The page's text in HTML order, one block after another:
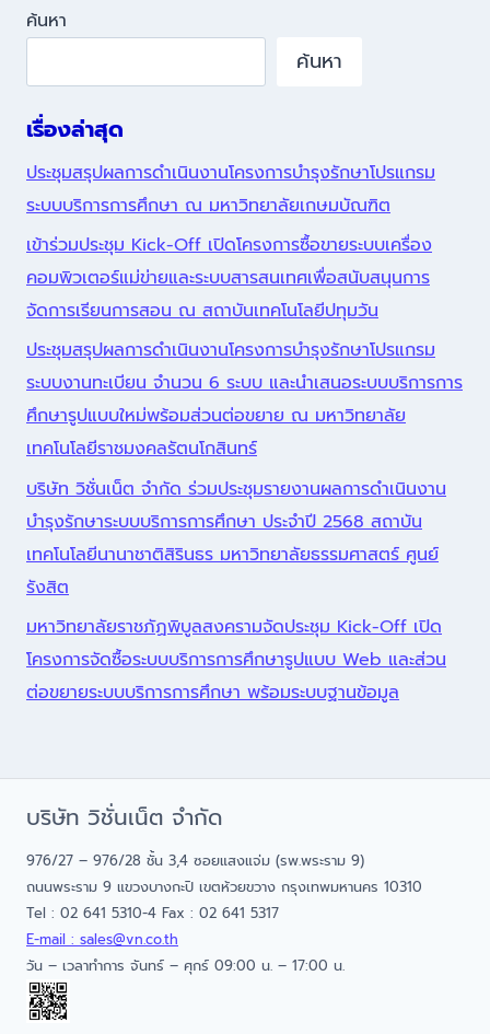
ค้นหา
ค้นหา
เรื่องล่าสุด
ประชุมสรุปผลการดำเนินงานโครงการบำรุงรักษาโปรแกรม
ระบบบริการการศึกษา ณ มหาวิทยาลัยเกษมบัณฑิต
เข้าร่วมประชุม Kick-Off เปิดโครงการซื้อขายระบบเครื่อง
คอมพิวเตอร์แม่ข่ายและระบบสารสนเทศเพื่อสนับสนุนการ
จัดการเรียนการสอน ณ สถาบันเทคโนโลยีปทุมวัน
ประชุมสรุปผลการดำเนินงานโครงการบำรุงรักษาโปรแกรม
ระบบงานทะเบียน จำนวน 6 ระบบ และนำเสนอระบบบริการการ
ศึกษารูปแบบใหม่พร้อมส่วนต่อขยาย ณ มหาวิทยาลัย
เทคโนโลยีราชมงคลรัตนโกสินทร์
บริษัท วิชั่นเน็ต จำกัด ร่วมประชุมรายงานผลการดำเนินงาน
บำรุงรักษาระบบบริการการศึกษา ประจำปี 2568 สถาบัน
เทคโนโลยีนานาชาติสิรินธร มหาวิทยาลัยธรรมศาสตร์ ศูนย์
รังสิต
มหาวิทยาลัยราชภัฏพิบูลสงครามจัดประชุม Kick-Off เปิด
โครงการจัดซื้อระบบบริการการศึกษารูปแบบ Web และส่วน
ต่อขยายระบบบริการการศึกษา พร้อมระบบฐานข้อมูล
บริษัท วิชั่นเน็ต จำกัด
976/27 – 976/28 ชั้น 3,4 ซอยแสงแจ่ม (รพ.พระราม 9)
ถนนพระราม 9 แขวงบางกะปิ เขตห้วยขวาง กรุงเทพมหานคร 10310
Tel : 02 641 5310-4 Fax : 02 641 5317
E-mail : sales@vn.co.th
วัน – เวลาทำการ จันทร์ – ศุกร์ 09:00 น. – 17:00 น.